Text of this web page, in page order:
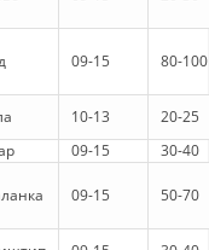
VODNO 09-15 80-100
10-13
20-25
09-15 30-40
09-15 50-70